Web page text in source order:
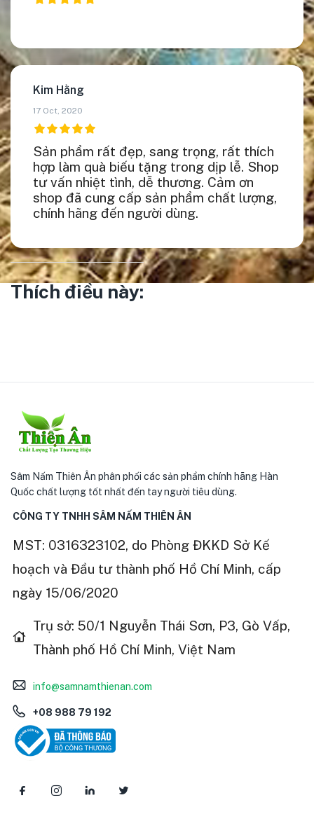
Sản phẩm rất đẹp, sang trọng, rất thích
hợp làm quà biếu tặng trong dịp lễ. Shop
tư vấn nhiệt tình, dễ thương. Cảm ơn
shop đã cung cấp sản phẩm chất lượng,
chính hãng đến người dùng.
Kim Hằng
17 Oct, 2020
Thích điều này:
Sâm Nấm Thiên Ân phân phối các sản phẩm chính hãng Hàn
Quốc chất lượng tốt nhất đến tay người tiêu dùng.
CÔNG TY TNHH SÂM NẤM THIÊN ÂN
MST: 0316323102, do Phòng ĐKKD Sở Kế
hoạch và Đầu tư thành phố Hồ Chí Minh, cấp
ngày 15/06/2020
Trụ sở: 50/1 Nguyễn Thái Sơn, P3, Gò Vấp,
Thành phố Hồ Chí Minh, Việt Nam
info@samnamthienan.com
+08 988 79 192